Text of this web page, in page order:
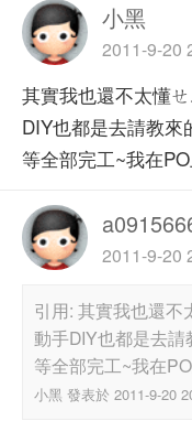
小黑
2011-9-20
其實我也還不太懂
DIY也都是去請教來
等全部完工~我在
2011-9-20
引用: 其實我也還不
動手DIY也都是去請
等全部完工~我在
小黑 發表於 2011-9-20